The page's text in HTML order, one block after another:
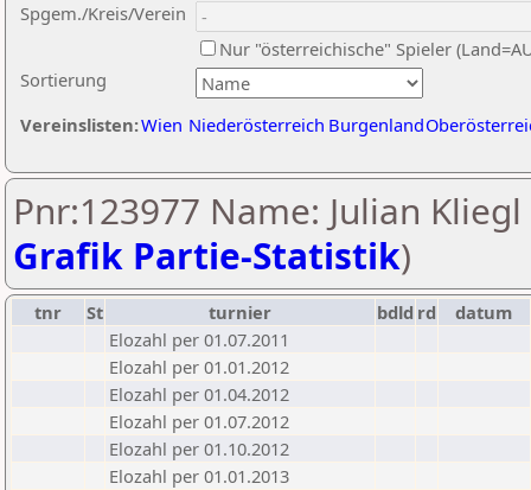
Sortierung
Spgem./Kreis/Verein
Nur "österreichische" Spieler
Vereinslisten:Wien Niederösterreich Burgenland
Pnr:123977 Name: Julian Kliegl
Grafik Partie-Statistik)
tnr St turnier bdld rd
datum
Elozahl per 01.07.2011
Elozahl per 01.01.2012
Elozahl per 01.04.2012
Elozahl per 01.07.2012
Elozahl per 01.10.2012
Elozahl per 01.01.2013